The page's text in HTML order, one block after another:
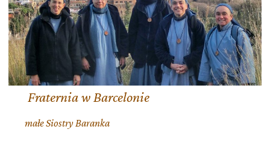
Fraternia w Barcelonie
małe Siostry Baranka